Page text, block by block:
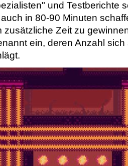
und Testberichte
in 80-90 Minuten
zusätzliche Zeit zu
ein, deren Anzahl